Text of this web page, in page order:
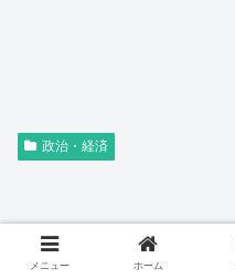
政治・経済
関連記事
メニュー ホーム